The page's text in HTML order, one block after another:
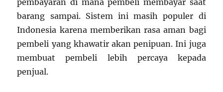
pembayaran di mana pembeli membayar saat
barang sampai. Sistem ini masih populer di
Indonesia karena memberikan rasa aman bagi
pembeli yang khawatir akan penipuan. Ini juga
membuat pembeli lebih percaya kepada
penjual.